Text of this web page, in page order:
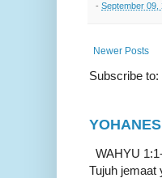
- September 09,
Newer Posts
Subscribe to:
WAHYU
Tujuh jemaat